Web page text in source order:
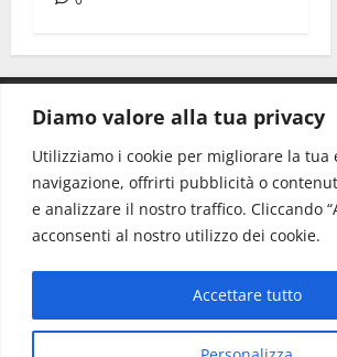
Diamo valore alla tua privacy
Utilizziamo i cookie per migliorare la tua
navigazione, offrirti pubblicità o
e analizzare il nostro traffico. Cliccando
acconsenti al nostro utilizzo dei cookie.
Accettare tutto
CONTATTI.
Redazione:
Direttore:
Info & Commerciale:
Home News Vivere la città